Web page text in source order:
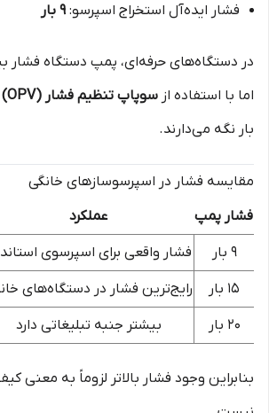
فشار ایده‌آل استخراج اسپرسو: ۹ بار
در دستگاه‌های حرفه‌ای، پمپ دستگاه فشار
اما با استفاده از سوپاپ تنظیم فشار (OPV)
بار نگه می‌دارند.
مقایسه فشار در اسپرسوسازهای خانگی
فشار پمپ
عملکرد
۹ بار فشار واقعی برای اسپرسوی
۱۵ بار رایج‌ترین فشار در دستگاه‌های
۲۰ بار بیشتر جنبه تبلیغاتی دارد
بنابراین وجود فشار بالاتر لزوماً به معنی